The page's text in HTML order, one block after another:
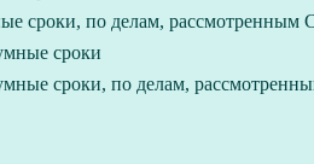
сроки, по делам, рассмотренным
сроки
сроки, по делам,